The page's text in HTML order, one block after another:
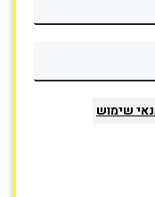
שימוש